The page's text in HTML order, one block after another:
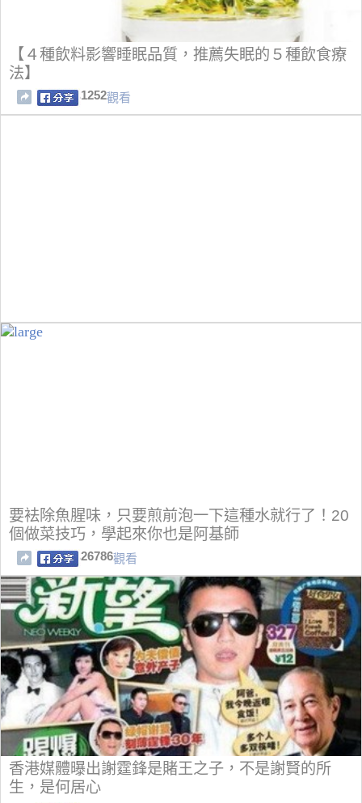
【４種飲料影響睡眠品質，推薦失眠的５種飲食療
法】
1252觀看
要袪除魚腥味，只要煎前泡一下這種水就行了！20
個做菜技巧，學起來你也是阿基師
26786觀看
香港媒體曝出謝霆鋒是賭王之子，不是謝賢的所
生，是何居心